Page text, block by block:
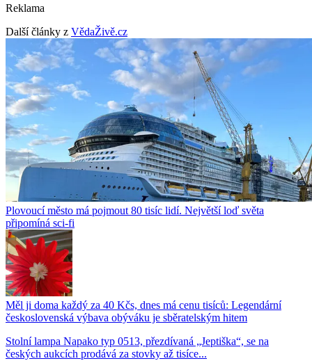
Reklama
Další články z VědaŽivě.cz
Plovoucí město má pojmout 80 tisíc lidí. Největší loď světa
připomíná sci-fi
Měl ji doma každý za 40 Kčs, dnes má cenu tisíců: Legendární
československá výbava obýváku je sběratelským hitem
Stolní lampa Napako typ 0513, přezdívaná „Jeptiška“, se na
českých aukcích prodává za stovky až tisíce...